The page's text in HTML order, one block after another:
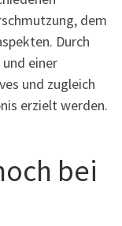
dem
Durch
einer
und zugleich
erzielt werden.
bei